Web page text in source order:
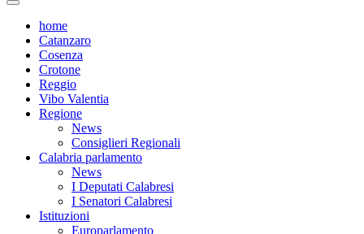
home
Catanzaro
Cosenza
Crotone
Reggio
Vibo Valentia
Regione
News
Consiglieri Regionali
Calabria parlamento
News
I Deputati Calabresi
I Senatori Calabresi
Istituzioni
Europarlamento